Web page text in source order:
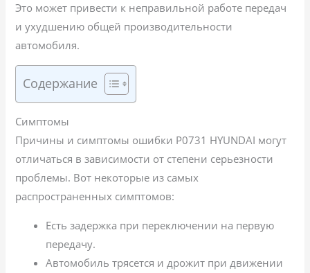
Это может привести к неправильной работе передач
и ухудшению общей производительности
автомобиля.
Содержание
Симптомы
Причины и симптомы ошибки P0731 HYUNDAI могут
отличаться в зависимости от степени серьезности
проблемы. Вот некоторые из самых
распространенных симптомов:
Есть задержка при переключении на первую
передачу.
Автомобиль трясется и дрожит при движении